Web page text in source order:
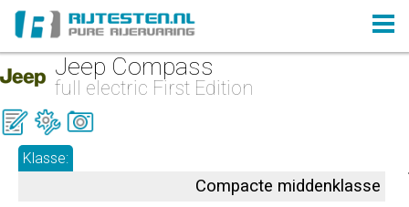
Jeep Compass
full electric First Edition
Klasse:
Compacte middenklasse